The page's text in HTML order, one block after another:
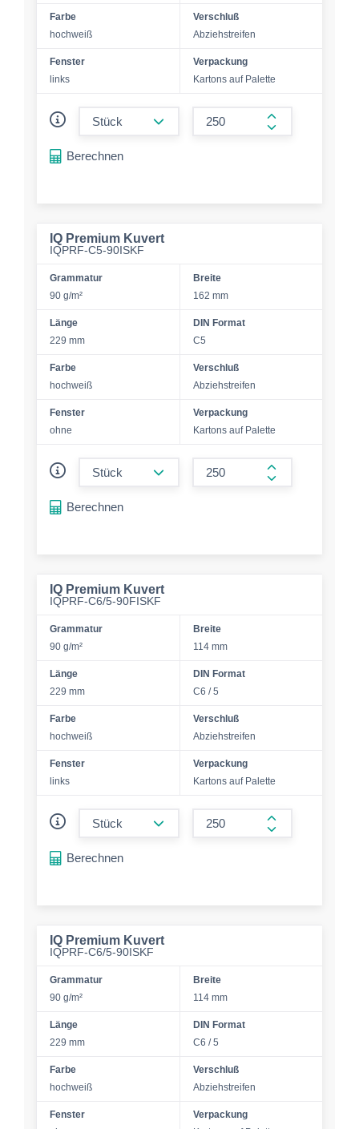
Farbe
hochweiß
Verschluß
Abziehstreifen
Fenster
links
Verpackung
Kartons auf Palette
form.increase-
Berechnen
IQ Premium Kuvert
IQPRF-C5-90ISKF
Grammatur
90 g/m²
Breite
162 mm
Länge
229 mm
DIN Format
C5
Farbe
hochweiß
Verschluß
Abziehstreifen
Fenster
ohne
Verpackung
Kartons auf Palette
form.increase-
Berechnen
IQ Premium Kuvert
IQPRF-C6/5-90FISKF
Grammatur
90 g/m²
Breite
114 mm
Länge
229 mm
DIN Format
C6 / 5
Farbe
hochweiß
Verschluß
Abziehstreifen
Fenster
links
Verpackung
Kartons auf Palette
form.increase-
Berechnen
IQ Premium Kuvert
IQPRF-C6/5-90ISKF
Grammatur
90 g/m²
Breite
114 mm
Länge
229 mm
DIN Format
C6 / 5
Farbe
hochweiß
Verschluß
Abziehstreifen
Fenster
Verpackung